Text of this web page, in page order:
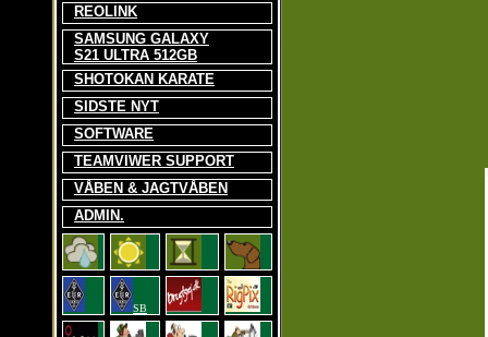
REOLINK
SAMSUNG GALAXY
S21 ULTRA 512GB
SHOTOKAN KARATE
SIDSTE NYT
SOFTWARE
TEAMVIWER SUPPORT
VÅBEN & JAGTVÅBEN
ADMIN.
SB